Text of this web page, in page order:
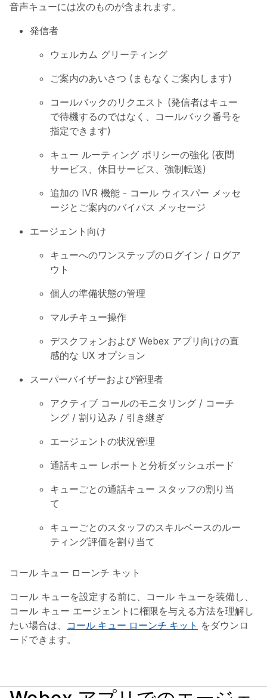
音声キューには次のものが含まれます。
発信者
ウェルカム グリーティング
ご案内のあいさつ (まもなくご案内します)
コールバックのリクエスト (発信者はキュー
で待機するのではなく、コールバック番号を
指定できます)
キュー ルーティング ポリシーの強化 (夜間
サービス、休日サービス、強制転送)
追加の IVR 機能 - コール ウィスパー メッセ
ージとご案内のバイパス メッセージ
エージェント向け
キューへのワンステップのログイン / ログア
ウト
個人の準備状態の管理
マルチキュー操作
デスクフォンおよび Webex アプリ向けの直
感的な UX オプション
スーパーバイザーおよび管理者
アクティブ コールのモニタリング / コーチ
ング / 割り込み / 引き継ぎ
エージェントの状況管理
通話キュー レポートと分析ダッシュボード
キューごとの通話キュー スタッフの割り当
て
キューごとのスタッフのスキルベースのルー
ティング評価を割り当て
コール キュー ローンチ キット
コール キューを設定する前に、コール キューを装備し、
コール キュー エージェントに権限を与える方法を理解し
たい場合は、 コール キュー ローンチ キット をダウンロ
ードできます。